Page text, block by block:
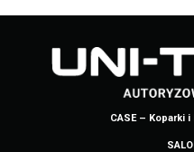
CASE – Koparki